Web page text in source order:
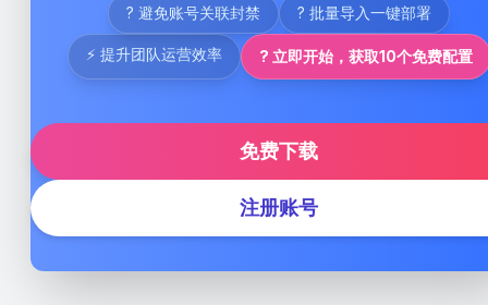
? 避免账号关联封禁 ? 批量导入一键部署
⚡ 提升团队运营效率 ? 立即开始，获取10个免费配置
免费下载
注册账号